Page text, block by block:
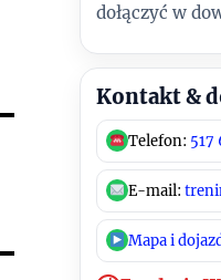
dołączyć w
Kontakt &
Telefon: 517
E-mail:
Mapa i